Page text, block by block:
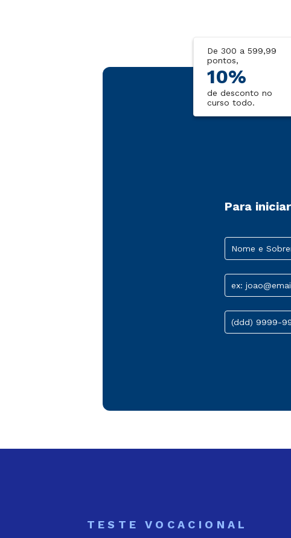
De 300 a 599,99
pontos,
10%
de desconto no
curso todo.
Para
Nome e
ex:
(ddd) 9999-
TESTE VOCACIONAL